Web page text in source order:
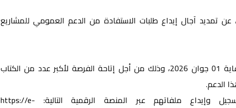
عن تمديد آجال إيداع طلبات الاستفادة من الدعم العمومي للمشاريع
ووفق بيان للوزارة، سيتم تمديد الآجال إلى غاية 01 جوان 2026، وذلك من أجل إتاحة الفرصة لأكبر عدد من الكتاب
الدعم.
وإيداع ملفاتهم عبر المنصة الرقمية التالية: https://e-